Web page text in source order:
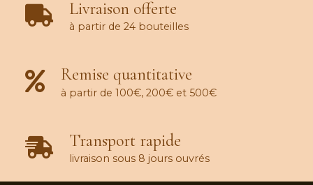
Livraison offerte
à partir de 24 bouteilles
Remise quantitative
à partir de 100€, 200€ et 500€
Transport rapide
livraison sous 8 jours ouvrés